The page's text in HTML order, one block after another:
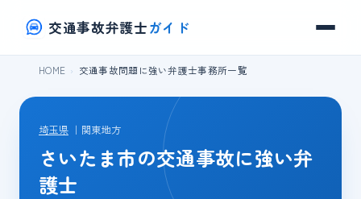
交通事故弁護士ガイド
HOME 交通事故問題に強い弁護士事務所一覧
埼玉県｜関東地方
さいたま市の交通事故に強い弁
護士